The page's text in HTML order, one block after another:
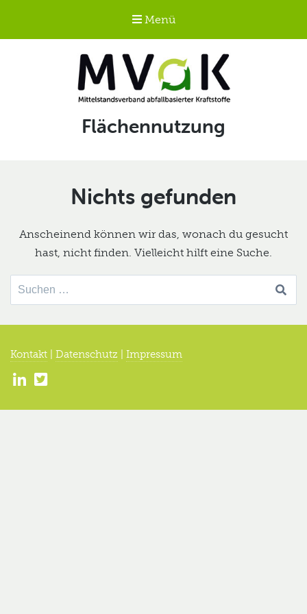
Menü
Mittelstandsverband
abfallbasierter
Schlagwort:
Flächennutzung
Nichts gefunden
Anscheinend können wir das, wonach du gesucht
hast, nicht finden. Vielleicht hilft eine Suche.
Suche
nach:
Kontakt Datenschutz Impressum